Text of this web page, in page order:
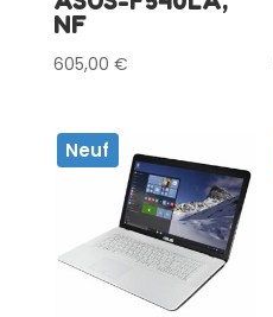
NF
605,00 €
Neuf